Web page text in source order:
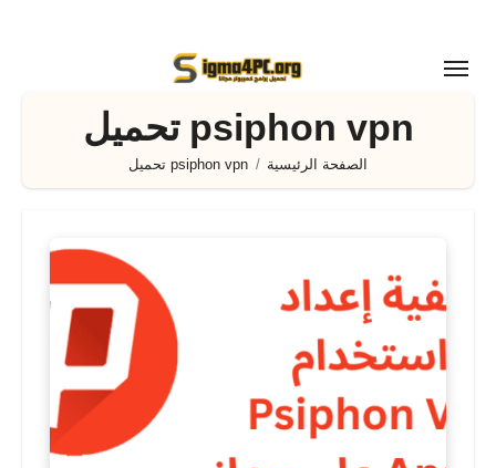
المحتوى
psiphon vpn تحميل
الصفحة الرئيسية psiphon vpn تحميل